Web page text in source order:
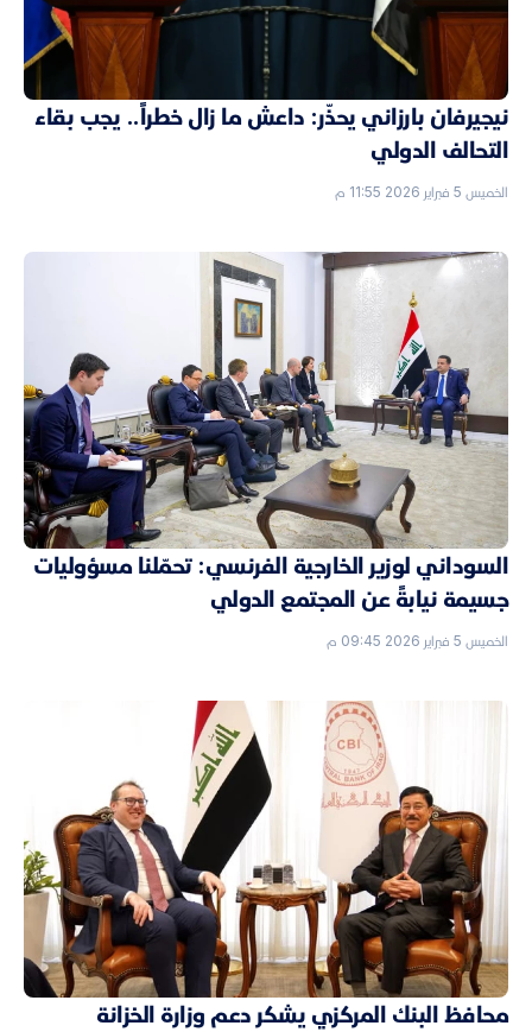
نيجيرفان بارزاني يحذّر: داعش ما زال خطراً.. يجب بقاء
التحالف الدولي
الخميس 5 فبراير 2026 11:55 م
السوداني لوزير الخارجية الفرنسي: تحمّلنا مسؤوليات
جسيمة نيابةً عن المجتمع الدولي
الخميس 5 فبراير 2026 09:45 م
محافظ البنك المركزي يشكر دعم وزارة الخزانة